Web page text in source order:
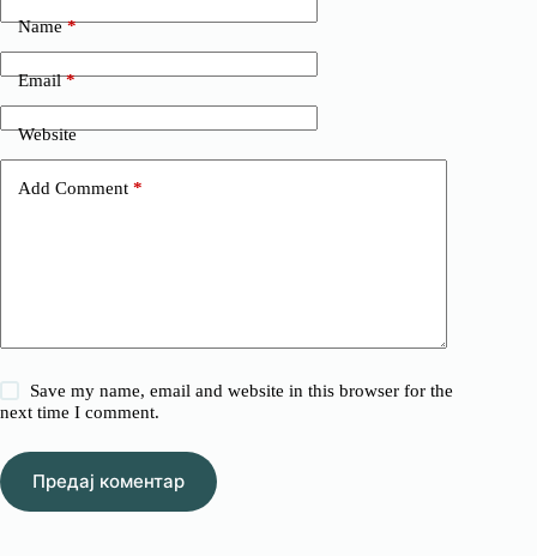
Name*
Email*
Website
Add Comment *
Save my name, email and website in this browser for the
next time I comment.
Предај коментар